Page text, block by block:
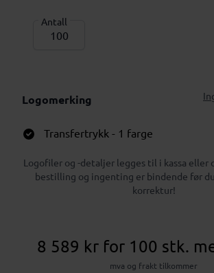
Antall
Logomerking
Transfertrykk - 1 farge
Logofiler og -detaljer legges til i kassa eller
bestilling og ingenting er bindende før
korrektur!
8 589 kr for 100 stk.
mva og frakt tilkommer